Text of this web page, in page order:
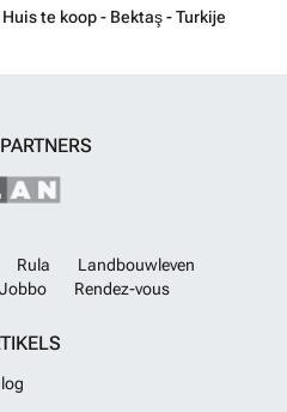
multi-split airconditioningsysteem
exclusieve rooftop sky terrace
uitzichten opent over de
zee. Deze ruimte is flexibel
aansluit bij de leefruimte op
te lopen in de horizon. Gelegen in
Voor geïnteresseerden die
bezoek ter plaatse.
Huis te koop - Bektaş - Turkije
Rula
Landbouwleven
Jobbo Rendez-vous